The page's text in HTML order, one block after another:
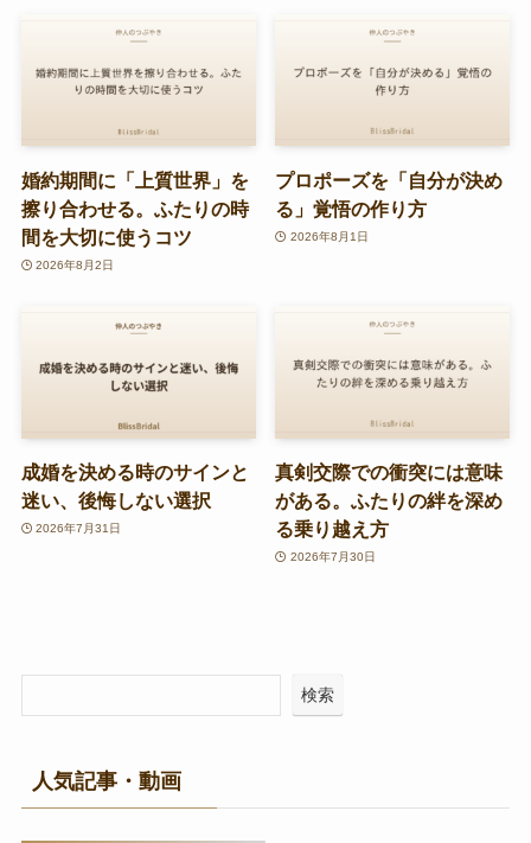
婚約期間に「上質世界」を
擦り合わせる。ふたりの時
間を大切に使うコツ
2026年8月2日
プロポーズを「自分が決め
る」覚悟の作り方
2026年8月1日
成婚を決める時のサインと
迷い、後悔しない選択
2026年7月31日
真剣交際での衝突には意味
がある。ふたりの絆を深め
る乗り越え方
2026年7月30日
検索
人気記事・動画